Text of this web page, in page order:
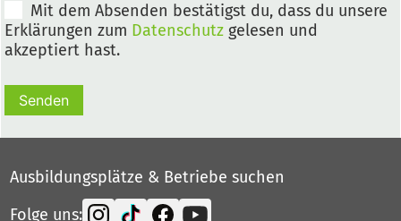
Mit dem Absenden bestätigst du, dass du unsere
Erklärungen zum Datenschutz gelesen und
akzeptiert hast.
Senden
Ausbildungsplätze & Betriebe suchen
Folge uns: